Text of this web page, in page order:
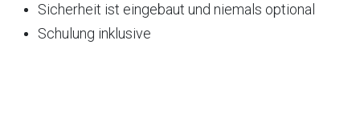
Sicherheit ist eingebaut und niemals optional
Schulung inklusive